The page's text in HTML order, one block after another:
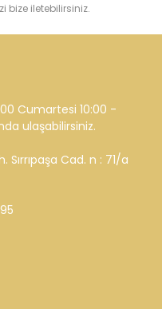
bize iletebilirsiniz.
Cumartesi 10:00 -
ulaşabilirsiniz.
Sırrıpaşa Cad. n : 71/a